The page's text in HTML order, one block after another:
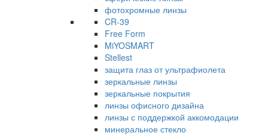
фотохромные линзы
CR-39
Free Form
MiYOSMART
Stellest
защита глаз от ультрафиолета
зеркальные линзы
зеркальные покрытия
линзы офисного дизайна
линзы с поддержкой аккомодации
минеральное стекло